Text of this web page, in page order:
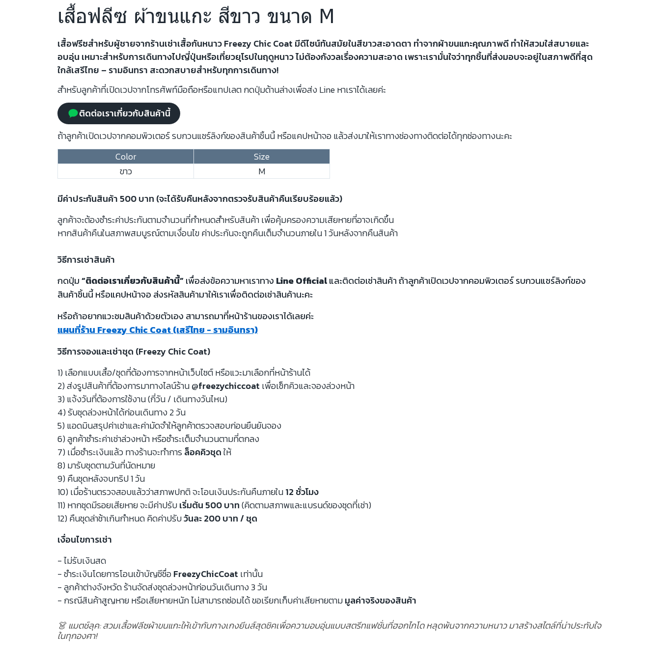
เสื้อฟลีซ ผ้าขนแกะ สีขาว ขนาด M
เสื้อฟรีซสำหรับผู้ชายจากร้านเช่าเสื้อกันหนาว Freezy Chic Coat มีดีไซน์ทันสมัยในสีขาวสะอาดตา ทำจากผ้าขนแกะคุณภาพดี ทำให้สวมใส่สบายและ
อบอุ่น เหมาะสำหรับการเดินทางไปญี่ปุ่นหรือเที่ยวยุโรปในฤดูหนาว ไม่ต้องกังวลเรื่องความสะอาด เพราะเรามั่นใจว่าทุกชิ้นที่ส่งมอบจะอยู่ในสภาพดีที่สุด
ใกล้เสรีไทย – รามอินทรา สะดวกสบายสำหรับทุกการเดินทาง!
สำหรับลูกค้าที่เปิดเวปจากโทรศัพท์มือถือหรือแทปเลต กดปุ่มด้านล่างเพื่อส่ง Line หาเราได้เลยค่ะ
ติดต่อเราเกี่ยวกับสินค้านี้
ถ้าลูกค้าเปิดเวปจากคอมพิวเตอร์ รบกวนแชร์ลิงก์ของสินค้าชิ้นนี้ หรือแคปหน้าจอ แล้วส่งมาให้เราทางช่องทางติดต่อได้ทุกช่องทางนะคะ
Color
Size
ขาว
M
มีค่าประกันสินค้า 500 บาท (จะได้รับคืนหลังจากตรวจรับสินค้าคืนเรียบร้อยแล้ว)
ลูกค้าจะต้องชำระค่าประกันตามจำนวนที่กำหนดสำหรับสินค้า เพื่อคุ้มครองความเสียหายที่อาจเกิดขึ้น
หากสินค้าคืนในสภาพสมบูรณ์ตามเงื่อนไข ค่าประกันจะถูกคืนเต็มจำนวนภายใน 1 วันหลังจากคืนสินค้า
วิธีการเช่าสินค้า
กดปุ่ม“ติดต่อเราเกี่ยวกับสินค้านี้”เพื่อส่งข้อความหาเราทาง Line Officialและติดต่อเช่าสินค้า ถ้าลูกค้าเปิดเวปจากคอมพิวเตอร์ รบกวนแชร์ลิงก์ของ
สินค้าชิ้นนี้ หรือแคปหน้าจอ ส่งรหัสสินค้ามาให้เราเพื่อติดต่อเช่าสินค้านะคะ
หรือถ้าอยากแวะชมสินค้าด้วยตัวเอง สามารถมาที่หน้าร้านของเราได้เลยค่ะ
แผนที่ร้าน Freezy Chic Coat (เสรีไทย - รามอินทรา)
วิธีการจองและเช่าชุด (Freezy Chic Coat)
1) เลือกแบบเสื้อ/ชุดที่ต้องการจากหน้าเว็บไซต์ หรือแวะมาเลือกที่หน้าร้านได้
2) ส่งรูปสินค้าที่ต้องการมาทางไลน์ร้าน@freezychiccoat เพื่อเช็กคิวและจองล่วงหน้า
3) แจ้งวันที่ต้องการใช้งาน (กี่วัน / เดินทางวันไหน)
4) รับชุดล่วงหน้าได้ก่อนเดินทาง 2 วัน
5) แอดมินสรุปค่าเช่าและค่ามัดจำให้ลูกค้าตรวจสอบก่อนยืนยันจอง
6) ลูกค้าชำระค่าเช่าล่วงหน้า หรือชำระเต็มจำนวนตามที่ตกลง
7) เมื่อชำระเงินแล้ว ทางร้านจะทำการล็อคคิวชุดให้
8) มารับชุดตามวันที่นัดหมาย
9) คืนชุดหลังจบทริป 1 วัน
10) เมื่อร้านตรวจสอบแล้วว่าสภาพปกติ จะโอนเงินประกันคืนภายใน12 ชั่วโมง
11) หากชุดมีรอยเสียหาย จะมีค่าปรับเริ่มต้น 500 บาท(คิดตามสภาพและแบรนด์ของชุดที่เช่า)
12) คืนชุดล่าช้าเกินกำหนด คิดค่าปรับวันละ 200 บาท / ชุด
เงื่อนไขการเช่า
- ไม่รับเงินสด
- ชำระเงินโดยการโอนเข้าบัญชีชื่อFreezyChicCoat เท่านั้น
- ลูกค้าต่างจังหวัด ร้านจัดส่งชุดล่วงหน้าก่อนวันเดินทาง 3 วัน
- กรณีสินค้าสูญหาย หรือเสียหายหนัก ไม่สามารถซ่อมได้ ขอเรียกเก็บค่าเสียหายตามมูลค่าจริงของสินค้า
👗 แมตช์ลุค: สวมเสื้อฟลีซผ้าขนแกะให้เข้ากับกางเกงยีนส์สุดชิคเพื่อความอบอุ่นแบบสตรีทแฟชั่นที่ฮอกไกโด หลุดพ้นจากความหนาว มาสร้างสไตล์ที่น่าประทับใจ
ในทุกองศา!